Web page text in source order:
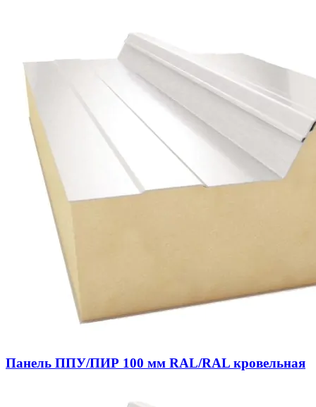
Панель ППУ/ПИР 100 мм RAL/RAL кровельная